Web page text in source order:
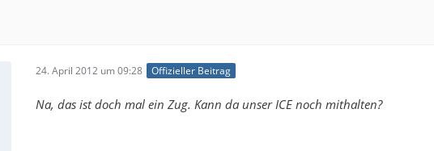
24. April 2012 um 09:28 Offizieller Beitrag
Na, das ist doch mal ein Zug. Kann da unser ICE noch mithalten?